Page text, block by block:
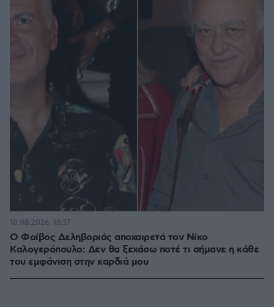
Ο Φοίβος Δεληβοριάς αποχαιρετά τον Νίκο
Καλογερόπουλο: Δεν θα ξεχάσω ποτέ τι σήμανε η κάθε
του εμφάνιση στην καρδιά μου
10.08.2026, 16:37